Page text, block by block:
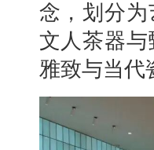
念，划分
文人茶器
雅致与当代